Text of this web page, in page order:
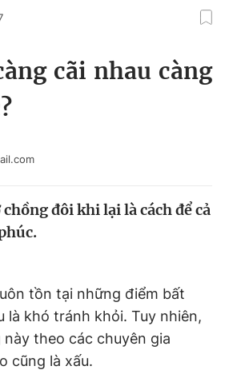
Tin 360
Bạn cần biết
cãi nhau càng
đôi khi lại là cách để cả
tồn tại những điểm bất
là khó tránh khỏi. Tuy nhiên,
theo các chuyên gia
cũng là xấu.